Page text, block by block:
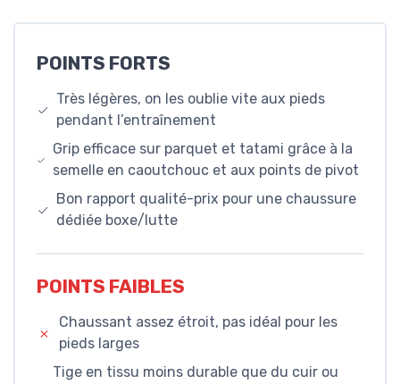
POINTS FORTS
Très légères, on les oublie vite aux pieds
pendant l’entraînement
Grip efficace sur parquet et tatami grâce à la
semelle en caoutchouc et aux points de pivot
Bon rapport qualité-prix pour une chaussure
dédiée boxe/lutte
POINTS FAIBLES
Chaussant assez étroit, pas idéal pour les
pieds larges
Tige en tissu moins durable que du cuir ou